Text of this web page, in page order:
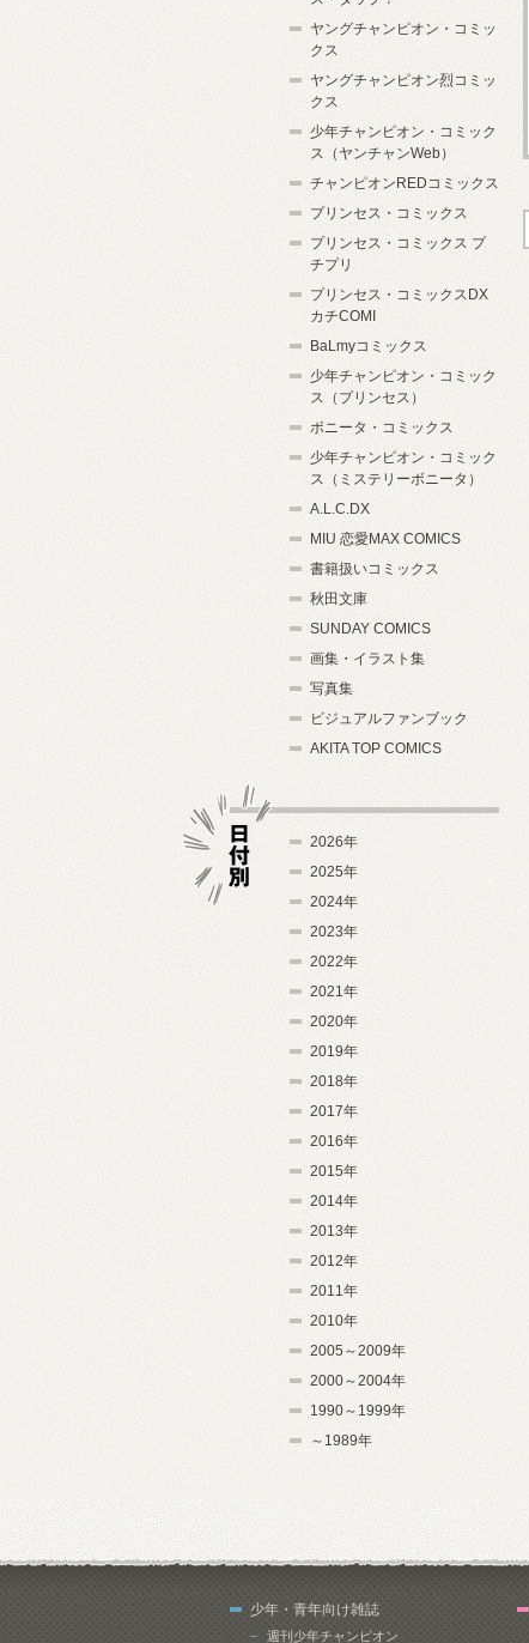
ヤングチャンピオン・コミッ
クス
ヤングチャンピオン烈コミッ
クス
少年チャンピオン・コミック
ス（ヤンチャンWeb）
チャンピオンREDコミックス
プリンセス・コミックス
プリンセス・コミックス プ
チプリ
プリンセス・コミックスDX
カチCOMI
BaLmyコミックス
少年チャンピオン・コミック
ス（プリンセス）
ボニータ・コミックス
少年チャンピオン・コミック
ス（ミステリーボニータ）
A.L.C.DX
MIU 恋愛MAX COMICS
書籍扱いコミックス
秋田文庫
SUNDAY COMICS
画集・イラスト集
写真集
ビジュアルファンブック
AKITA TOP COMICS
2026年
2025年
2024年
2023年
2022年
2021年
2020年
2019年
2018年
2017年
2016年
2015年
2014年
2013年
2012年
2011年
2010年
2005～2009年
2000～2004年
1990～1999年
～1989年
少年・青年向け雑誌
週刊少年チャンピオン